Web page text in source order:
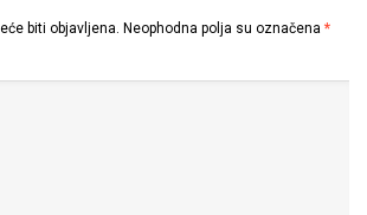
biti objavljena. Neophodna polja su označena *